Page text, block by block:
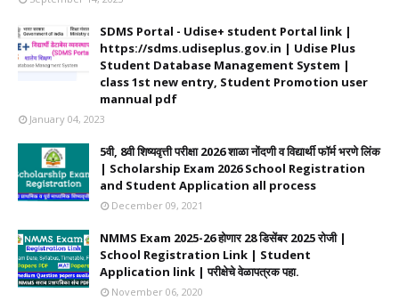
SDMS Portal - Udise+ student Portal link |
https://sdms.udiseplus.gov.in | Udise Plus
Student Database Management System |
class 1st new entry, Student Promotion user
mannual pdf
January 04, 2023
5वी, 8वी शिष्यवृत्ती परीक्षा 2026 शाळा नोंदणी व विद्यार्थी फॉर्म भरणे लिंक
| Scholarship Exam 2026 School Registration
and Student Application all process
December 09, 2021
NMMS Exam 2025-26 होणार 28 डिसेंबर 2025 रोजी |
School Registration Link | Student
Application link | परीक्षेचे वेळापत्रक पहा.
November 06, 2020